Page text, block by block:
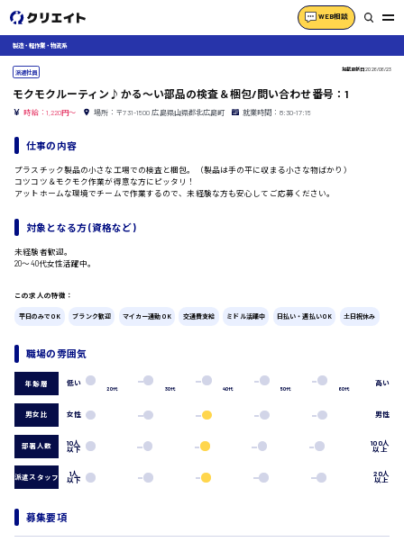
WEB相談
製造・軽作業・物流系
組立、加工
製造オペレーター
検品・包装・箱詰め
ピッキング・仕分け
軽作業
広島市東区
時給1300円～
製造・軽作業・物流系
派遣社員 掲載更新日2026/06/23
モクモクルーティン♪かる〜い部品の検査＆梱包/問い合わせ番号：1
時給：1,220円～ 場所：〒731-1500 広島県山県郡北広島町 就業時間：8:30-17:15
仕事の内容
プラスチック製品の小さな工場での検査と梱包。（製品は手の平に収まる小さな物ばかり）
コツコツ＆モクモク作業が得意な方にピッタリ！
アットホームな環境でチームで作業するので、未経験な方も安心してご応募ください。
対象となる方 (資格など)
未経験者歓迎。
20〜40代女性活躍中。
この求人の特徴：
平日のみでOK ブランク歓迎 マイカー通勤OK 交通費支給 ミドル活躍中 日払い・週払いOK 土日祝休み
職場の雰囲気
年齢層 低い
20代 30代 40代 50代 60代
高い
男女比 女性 男性
部署人数 10人
以下
100人
以上
派遣スタッフ 1人
以下
20人
以上
募集要項